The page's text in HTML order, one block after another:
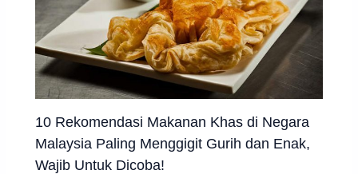
10 Rekomendasi Makanan Khas di Negara
Malaysia Paling Menggigit Gurih dan Enak,
Wajib Untuk Dicoba!